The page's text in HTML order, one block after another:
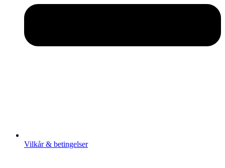
Vilkår & betingelser